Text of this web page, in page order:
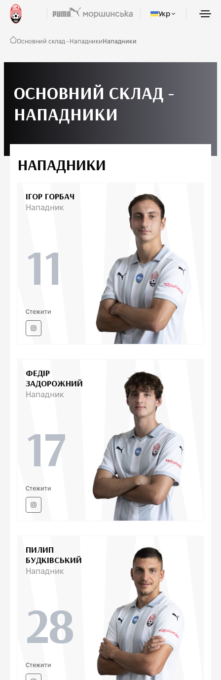
Укр
Основний склад - НападникиНападники
ОСНОВНИЙ СКЛАД -
НАПАДНИКИ
НАПАДНИКИ
ІГОР ГОРБАЧ
Нападник
11
Стежити
ФЕДІР
ЗАДОРОЖНИЙ
Нападник
17
Стежити
ПИЛИП
БУДКІВСЬКИЙ
Нападник
28
Стежити